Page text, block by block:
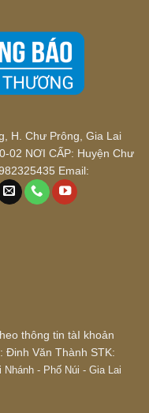
H. Chư Prông, Gia Lai
02 NƠI CẤP: Huyện Chư
Email:
thông tin tàI khoản
Đinh Văn Thành STK:
Nhánh - Phố Núi - Gia Lai